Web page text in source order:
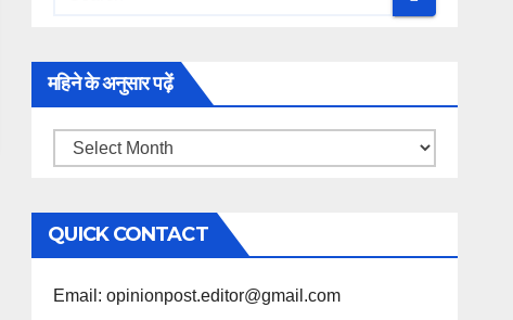
महिने के अनुसार पढ़ें
महिने
अनुसार
पढ़ें
QUICK CONTACT
Email: opinionpost.editor@gmail.com